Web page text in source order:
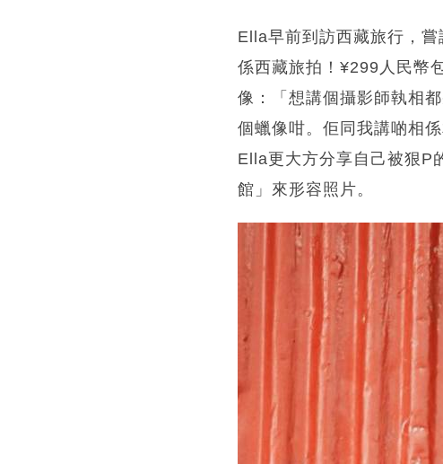
Ella早前到訪西藏旅行，
係西藏旅拍！¥299人民幣
像：「想講個攝影師執相
個蠟像咁。佢同我講啲相
Ella更大方分享自己被狠P
館」來形容照片。